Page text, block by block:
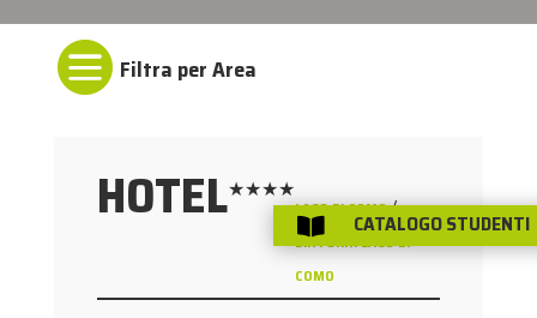

HOTEL★★★★
LAGO DI COMO/
DINTORNI LAGO DI
COMO
 CATALOGO STUDENTI